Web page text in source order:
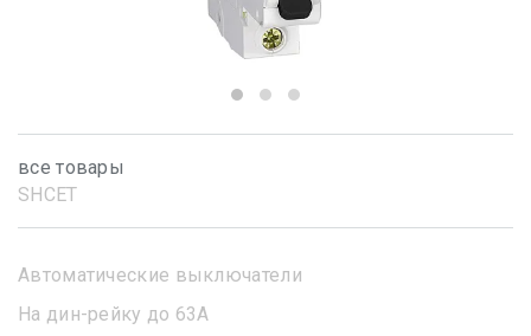
все товары
SHСET
Автоматические выключатели
На дин-рейку до 63А